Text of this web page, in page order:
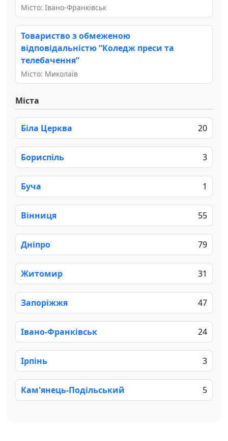
Місто: Івано-Франківськ
Товариство з обмеженою
відповідальністю “Коледж преси та
телебачення”
Місто: Миколаїв
Міста
Біла Церква 20
Бориспіль 3
Буча 1
Вінниця 55
Дніпро 79
Житомир 31
Запоріжжя 47
Івано-Франківськ 24
Ірпінь 3
Кам'янець-Подільський 5